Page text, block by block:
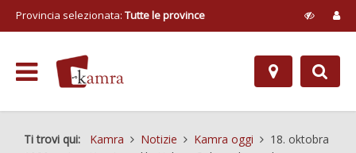
Provincia selezionata: Tutte le province
Ti trovi qui: Kamra Notizie Kamra oggi
18. oktobra